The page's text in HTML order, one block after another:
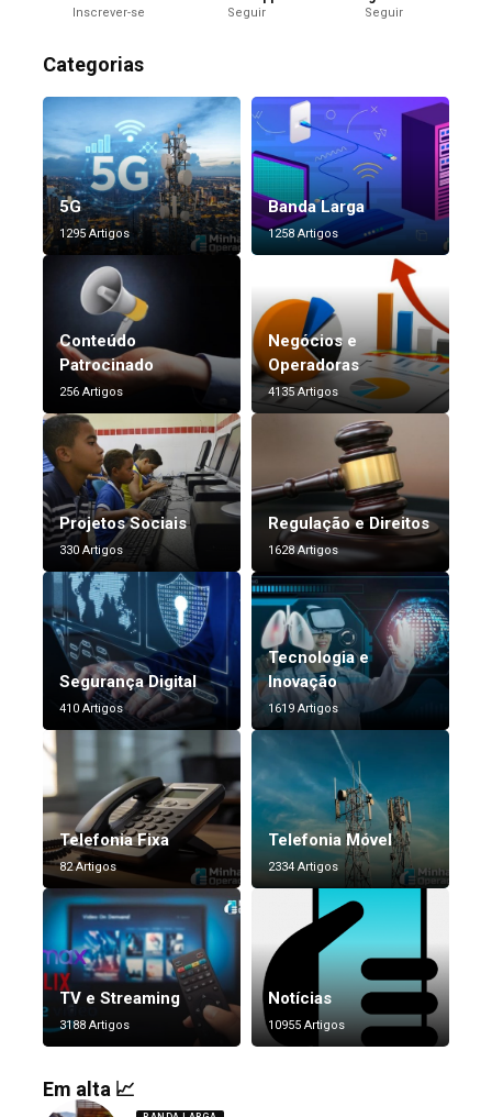
Inscrever-se Seguir Seguir
Categorias
5G
1295 Artigos
Banda Larga
1258 Artigos
Conteúdo
Patrocinado
256 Artigos
Negócios e
Operadoras
4135 Artigos
Projetos Sociais
330 Artigos
Regulação e Direitos
1628 Artigos
Segurança Digital
410 Artigos
Tecnologia e
Inovação
1619 Artigos
Telefonia Fixa
82 Artigos
Telefonia Móvel
2334 Artigos
TV e Streaming
3188 Artigos
Notícias
10955 Artigos
Em alta 📈